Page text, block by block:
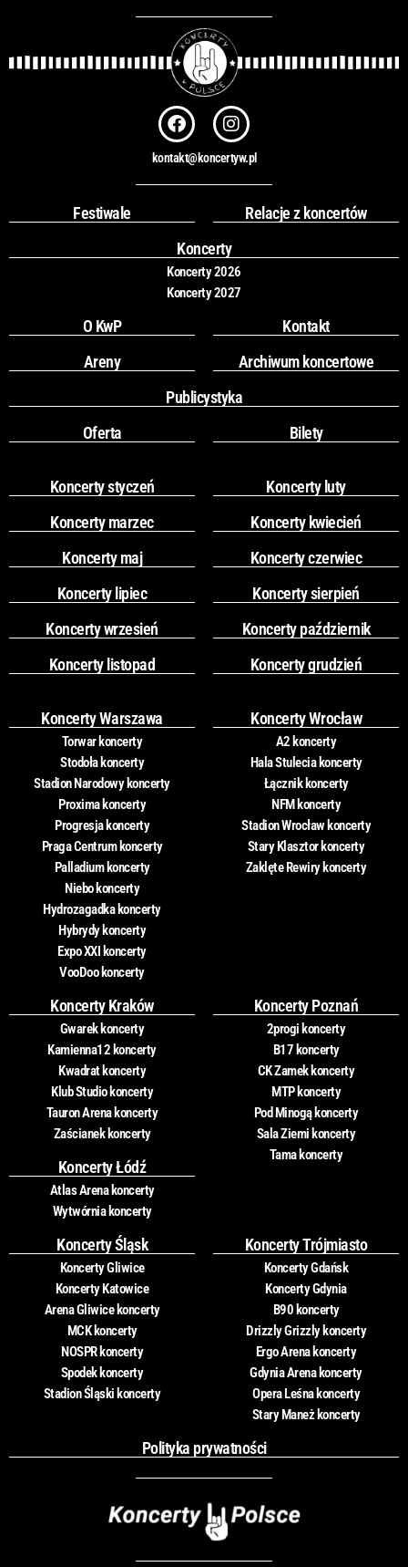
F
a
c
e
b
o
k
I
n
s
t
a
r
a
m
kontakt@koncertyw.pl
Festiwale
Relacje z koncertów
Koncerty
Koncerty 2026
Koncerty 2027
O KwP
Kontakt
Areny
Archiwum koncertowe
Publicystyka
Oferta
Bilety
Koncerty styczeń
Koncerty luty
Koncerty marzec
Koncerty kwiecień
Koncerty maj
Koncerty czerwiec
Koncerty lipiec
Koncerty sierpień
Koncerty wrzesień
Koncerty październik
Koncerty listopad
Koncerty grudzień
Koncerty Warszawa
Torwar koncerty
Stodoła koncerty
Stadion Narodowy koncerty
Proxima koncerty
Progresja koncerty
Praga Centrum koncerty
Palladium koncerty
Niebo koncerty
Hydrozagadka koncerty
Hybrydy koncerty
Expo XXI koncerty
VooDoo koncerty
Koncerty Wrocław
A2 koncerty
Hala Stulecia koncerty
Łącznik koncerty
NFM koncerty
Stadion Wrocław koncerty
Stary Klasztor koncerty
Zaklęte Rewiry koncerty
Koncerty Kraków
Gwarek koncerty
Kamienna12 koncerty
Kwadrat koncerty
Klub Studio koncerty
Tauron Arena koncerty
Zaścianek koncerty
Koncerty Łódź
Atlas Arena koncerty
Wytwórnia koncerty
Koncerty Poznań
2progi koncerty
B17 koncerty
CK Zamek koncerty
MTP koncerty
Pod Minogą koncerty
Sala Ziemi koncerty
Tama koncerty
Koncerty Śląsk
Koncerty Gliwice
Koncerty Katowice
Arena Gliwice koncerty
MCK koncerty
NOSPR koncerty
Spodek koncerty
Stadion Śląski koncerty
Koncerty Trójmiasto
Koncerty Gdańsk
Koncerty Gdynia
B90 koncerty
Drizzly Grizzly koncerty
Ergo Arena koncerty
Gdynia Arena koncerty
Opera Leśna koncerty
Stary Maneż koncerty
Polityka prywatności